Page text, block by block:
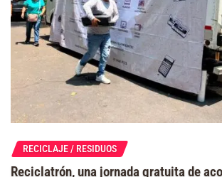
RECICLAJE / RESIDUOS
Reciclatrón, una jornada gratuita de